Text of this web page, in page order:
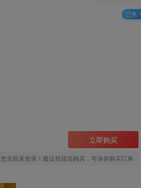
立即购买
您当前未登录！建议登陆后购买，可保存购买订单
已售 1